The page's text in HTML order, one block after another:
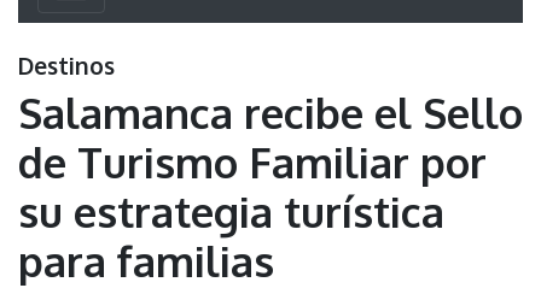
Destinos
Salamanca recibe el Sello
de Turismo Familiar por
su estrategia turística
para familias